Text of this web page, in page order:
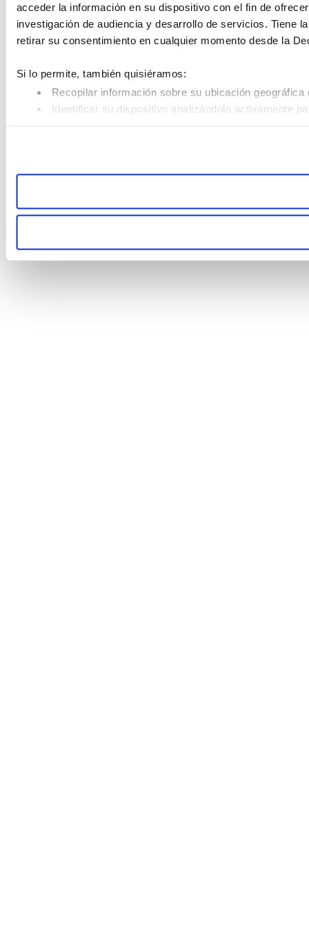
acceder la información en su dispositivo con el fin de
investigación de audiencia y desarrollo de servicios. Tiene
retirar su consentimiento en cualquier momento desde la
Si lo permite, también quisiéramos:
Recopilar información sobre su ubicación
Identificar su dispositivo analizándolo activamente
Las cookies de este sitio web se usan para personalizar el
pueden combinarla con otra información que les haya